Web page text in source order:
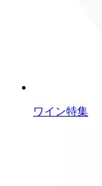
ワイン特集